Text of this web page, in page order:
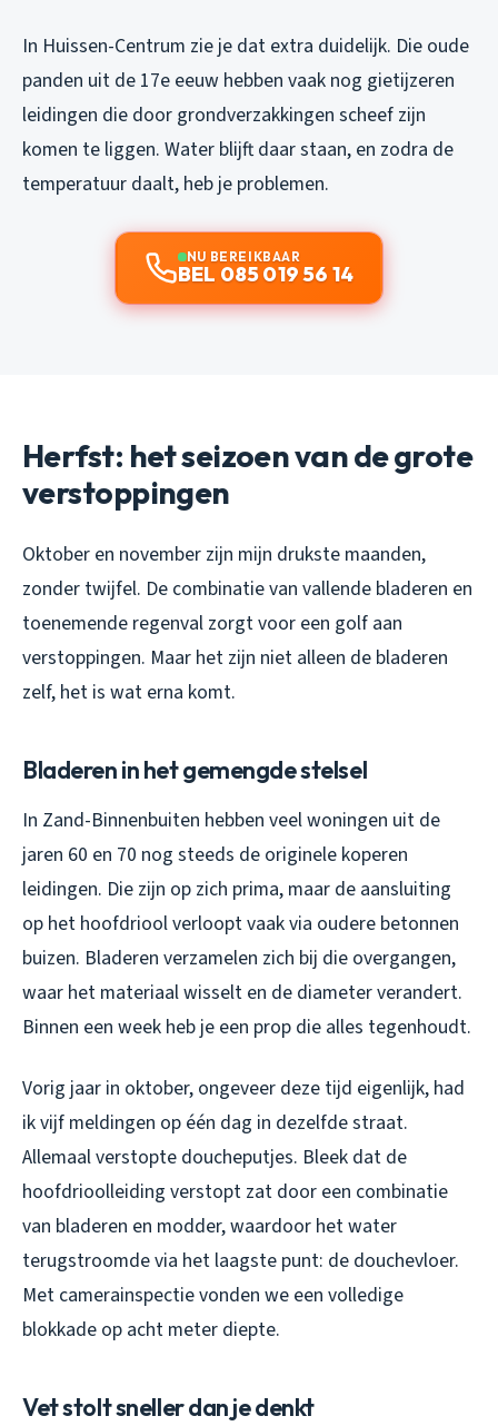
In Huissen-Centrum zie je dat extra duidelijk. Die oude
panden uit de 17e eeuw hebben vaak nog gietijzeren
leidingen die door grondverzakkingen scheef zijn
komen te liggen. Water blijft daar staan, en zodra de
temperatuur daalt, heb je problemen.
NU BEREIKBAAR
BEL 085 019 56 14
Herfst: het seizoen van de grote
verstoppingen
Oktober en november zijn mijn drukste maanden,
zonder twijfel. De combinatie van vallende bladeren en
toenemende regenval zorgt voor een golf aan
verstoppingen. Maar het zijn niet alleen de bladeren
zelf, het is wat erna komt.
Bladeren in het gemengde stelsel
In Zand-Binnenbuiten hebben veel woningen uit de
jaren 60 en 70 nog steeds de originele koperen
leidingen. Die zijn op zich prima, maar de aansluiting
op het hoofdriool verloopt vaak via oudere betonnen
buizen. Bladeren verzamelen zich bij die overgangen,
waar het materiaal wisselt en de diameter verandert.
Binnen een week heb je een prop die alles tegenhoudt.
Vorig jaar in oktober, ongeveer deze tijd eigenlijk, had
ik vijf meldingen op één dag in dezelfde straat.
Allemaal verstopte doucheputjes. Bleek dat de
hoofdrioolleiding verstopt zat door een combinatie
van bladeren en modder, waardoor het water
terugstroomde via het laagste punt: de douchevloer.
Met camerainspectie vonden we een volledige
blokkade op acht meter diepte.
Vet stolt sneller dan je denkt